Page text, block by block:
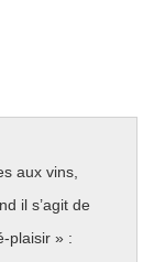
aux vins,
il s’agit de
plaisir » :